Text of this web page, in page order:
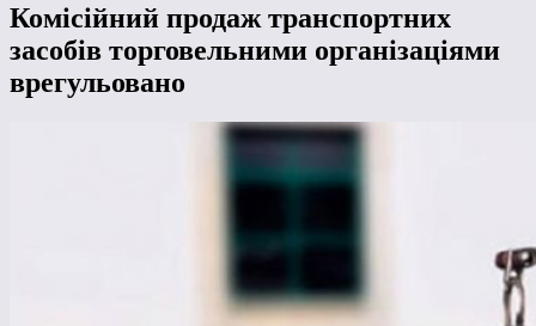
Комісійний продаж транспортних
засобів торговельними організаціями
врегульовано